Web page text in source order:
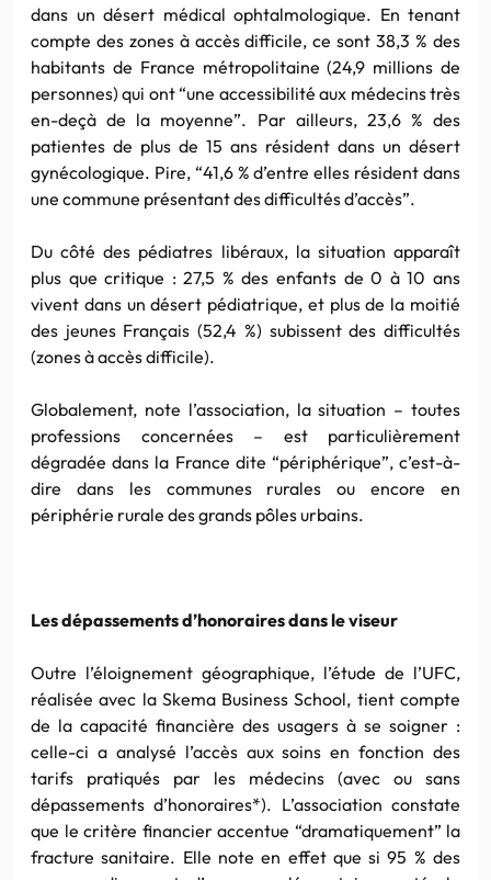
dans un désert médical ophtalmologique. En tenant
compte des zones à accès difficile, ce sont 38,3 % des
habitants de France métropolitaine (24,9 millions de
personnes) qui ont “une accessibilité aux médecins très
en-deçà de la moyenne”. Par ailleurs, 23,6 % des
patientes de plus de 15 ans résident dans un désert
gynécologique. Pire, “41,6 % d’entre elles résident dans
une commune présentant des difficultés d’accès”.
Du côté des pédiatres libéraux, la situation apparaît
plus que critique : 27,5 % des enfants de 0 à 10 ans
vivent dans un désert pédiatrique, et plus de la moitié
des jeunes Français (52,4 %) subissent des difficultés
(zones à accès difficile).
Globalement, note l’association, la situation – toutes
professions concernées – est particulièrement
dégradée dans la France dite “périphérique”, c’est-à-
dire dans les communes rurales ou encore en
périphérie rurale des grands pôles urbains.
Les dépassements d’honoraires dans le viseur
Outre l’éloignement géographique, l’étude de l’UFC,
réalisée avec la Skema Business School, tient compte
de la capacité financière des usagers à se soigner :
celle-ci a analysé l’accès aux soins en fonction des
tarifs pratiqués par les médecins (avec ou sans
dépassements d’honoraires*). L’association constate
que le critère financier accentue “dramatiquement” la
fracture sanitaire. Elle note en effet que si 95 % des